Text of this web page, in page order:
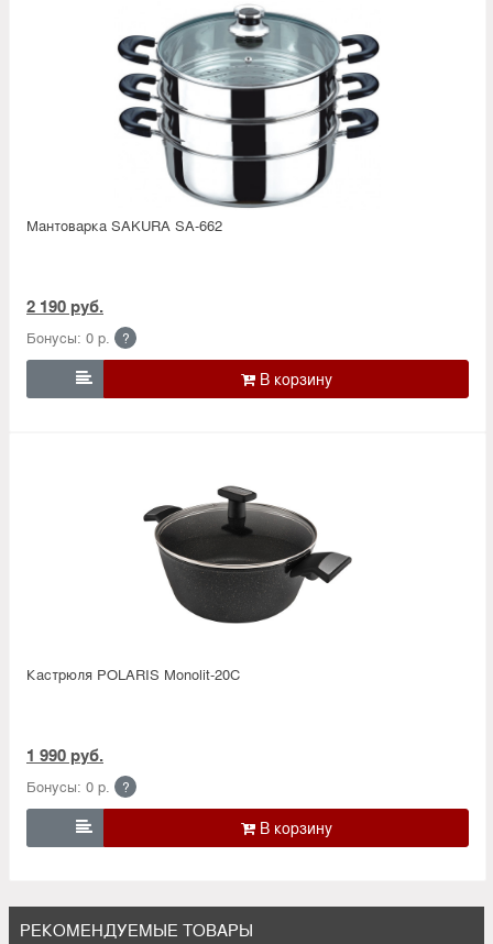
Мантоварка SAKURA SA-662
2 190 руб.
Бонусы: 0 р. ?

Кастрюля POLARIS Monolit-20C
1 990 руб.
Бонусы: 0 р. ?

РЕКОМЕНДУЕМЫЕ ТОВАРЫ